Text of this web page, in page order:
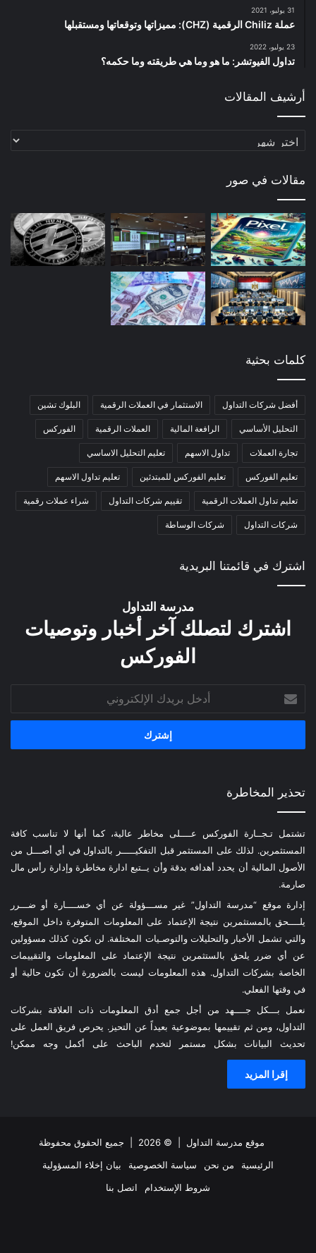
31 يوليو، 2021
عملة Chiliz الرقمية (CHZ): مميزاتها وتوقعاتها ومستقبلها
23 يوليو، 2022
تداول الفيوتشر: ما هو وما هي طريقته وما حكمه؟
أرشيف المقالات
أرشيف
مقالات في صور
كلمات بحثية
أفضل شركات التداول الاستثمار في العملات الرقمية البلوك تشين
التحليل الأساسي الرافعة المالية العملات الرقمية الفوركس
تجارة العملات تداول الاسهم تعليم التحليل الاساسي
تعليم الفوركس تعليم الفوركس للمبتدئين تعليم تداول الاسهم
تعليم تداول العملات الرقمية تقييم شركات التداول شراء عملات رقمية
شركات التداول شركات الوساطة
اشترك في قائمتنا البريدية
مدرسة التداول
اشترك لتصلك آخر أخبار وتوصيات
الفوركس
بريدك
الإلكتروني
تحذير المخاطرة
تشتمل تـجــارة الفوركس عــــلى مخاطر عالية، كما أنها لا تناسب كافة
المستثمرين. لذلك على المستثمر قبل التفكيـــــر بالتداول في أي أصـــل من
الأصول المالية أن يحدد أهدافه بدقة وأن يــتبع ادارة مخاطرة وإدارة رأس مال
صارمة.
إدارة موقع “مدرسة التداول” غير مســـؤولة عن أي خســــارة أو ضـــرر
يلــــحق بالمستثمرين نتيجة الإعتماد على المعلومات المتوفرة داخل الموقع،
والتي تشمل الأخبار والتحليلات والتوصـيات المختلفة. لن نكون كذلك مسؤولين
عن أي ضرر يلحق بالستثمرين نتيجة الإعتماد على المعلومات والتقييمات
الخاصة بشركات التداول. هذه المعلومات ليست بالضرورة أن تكون حالية أو
في وقتها الفعلي.
نعمل بـــكل جــــهد من أجل جمع أدق المعلومات ذات العلاقة بشركات
التداول، ومن ثم تقييمها بموضوعية بعيداً عن التحيز. يحرص فريق العمل على
تحديث البيانات بشكل مستمر لتخدم الباحث على أكمل وجه ممكن!
إقرا المزيد
موقع مدرسة التداول | © 2026 | جميع الحقوق محفوظة
الرئيسية
من نحن سياسة الخصوصية
بيان إخلاء المسؤولية
شروط الإستخدام
اتصل بنا